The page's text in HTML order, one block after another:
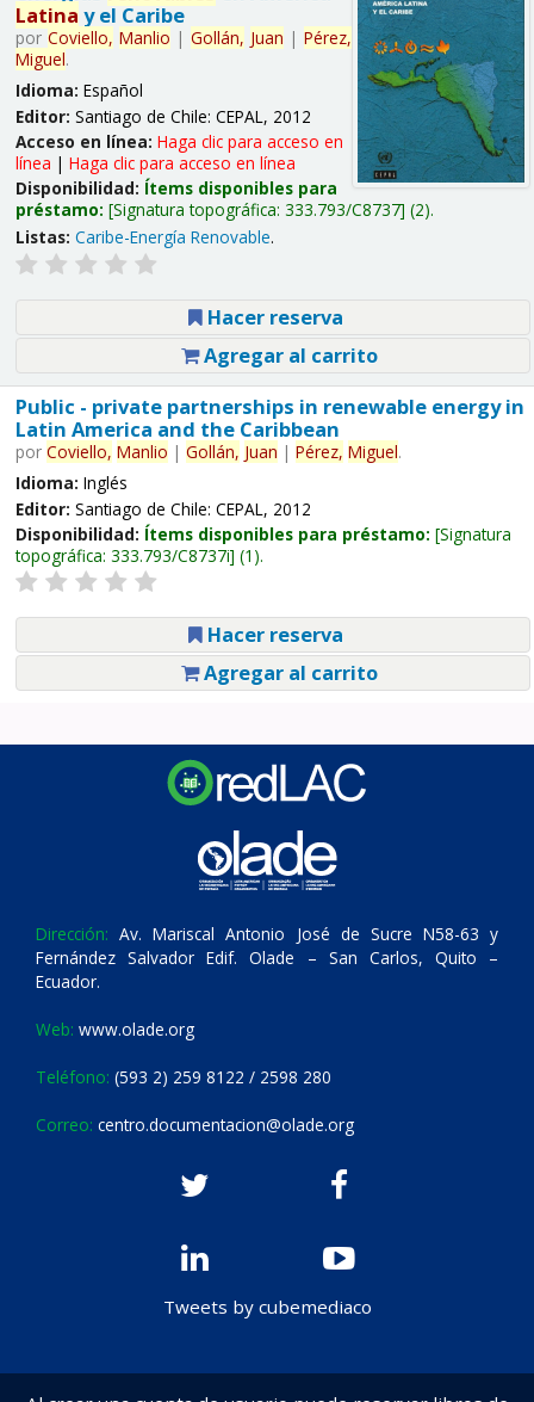
Latina y el Caribe
por Coviello, Manlio | Gollán, Juan | Pérez,
Miguel.
Idioma: Español
Editor: Santiago de Chile: CEPAL, 2012
Acceso en línea: Haga clic para acceso en
línea | Haga clic para acceso en línea
Disponibilidad: Ítems disponibles para
préstamo: Signatura topográfica: 333.793/C8737 (2).
Listas: Caribe-Energía Renovable.
Hacer reserva
Agregar al carrito
Public - private partnerships in renewable energy in
Latin America and the Caribbean
por Coviello, Manlio | Gollán, Juan | Pérez, Miguel.
Idioma: Inglés
Editor: Santiago de Chile: CEPAL, 2012
Disponibilidad: Ítems disponibles para préstamo: Signatura
topográfica: 333.793/C8737i (1).
Hacer reserva
Agregar al carrito
Dirección: Av. Mariscal Antonio José de Sucre N58-63 y
Fernández Salvador Edif. Olade – San Carlos, Quito –
Ecuador.
Web: www.olade.org
Teléfono: (593 2) 259 8122 / 2598 280
Correo: centro.documentacion@olade.org
Tweets by cubemediaco